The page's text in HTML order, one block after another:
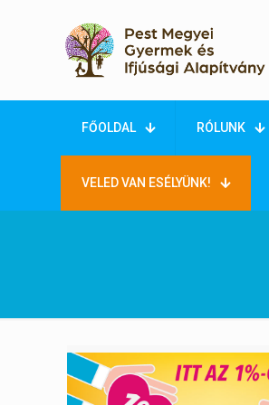
FŐOLDAL RÓLUNK
VELED VAN ESÉLYÜNK!